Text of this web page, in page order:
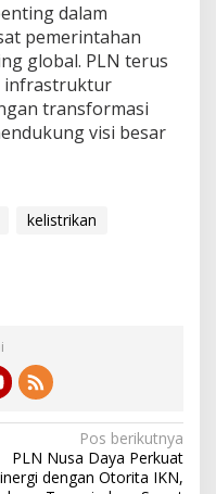
dalam
pemerintahan
global. PLN terus
infrastruktur
transformasi
visi besar
kelistrikan
Pos berikutnya
PLN Nusa Daya Perkuat
dengan Otorita IKN,